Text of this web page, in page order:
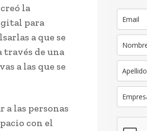
la
para
a que se
través de una
a las que se
a las personas
con el